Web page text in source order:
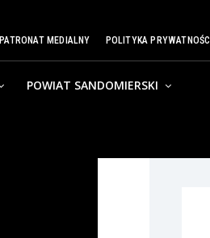
PATRONAT MEDIALNY POLITYKA PRYWATNOŚCI
POWIAT SANDOMIERSKI